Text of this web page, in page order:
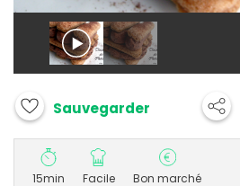
Sauvegarder
15min Facile Bon marché